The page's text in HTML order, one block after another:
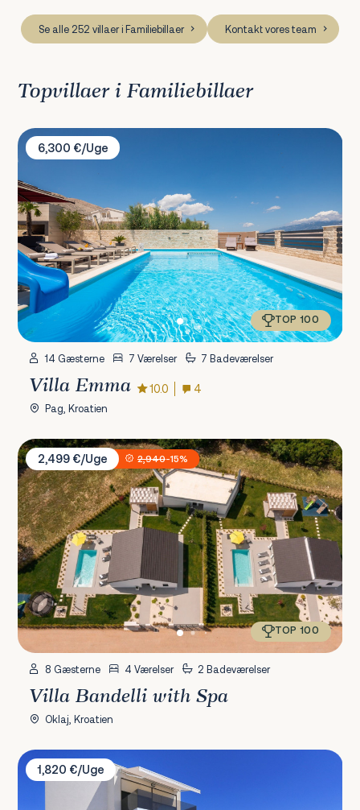
Se alle 252 villaer i Familiebillaer Kontakt vores team
Topvillaer i Familiebillaer
Villa Emma
6,300 €/Uge
TOP 100
14 Gæsterne 7 Værelser 7 Badeværelser
Villa Emma 10.0 4
Pag, Kroatien
Villa Bandelli with Spa
2,499 €/Uge
2,940-15%
TOP 100
8 Gæsterne 4 Værelser 2 Badeværelser
Villa Bandelli with Spa
Oklaj, Kroatien
Villa Alt
1,820 €/Uge